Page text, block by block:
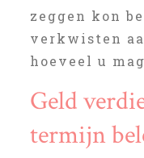
zeggen kon
verkwisten
hoeveel u
Geld
termijn